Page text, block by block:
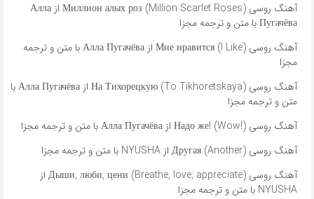
آهنگ روسی Миллион алых роз (Million Scarlet Roses) از Алла
Пугачёва با متن و ترجمه مجزا
آهنگ روسی Мне нравится (I Like) از Алла Пугачёва با متن و ترجمه
مجزا
آهنگ روسی На Тихорецкую (To Tikhoretskaya) از Алла Пугачёва با
متن و ترجمه مجزا
آهنگ روسی Надо же! (Wow!) از Алла Пугачёва با متن و ترجمه مجزا
آهنگ روسی Другая (Another) از NYUSHA با متن و ترجمه مجزا
آهنگ روسی Дыши, люби, цени (Breathe, love, appreciate) از
NYUSHA با متن و ترجمه مجزا